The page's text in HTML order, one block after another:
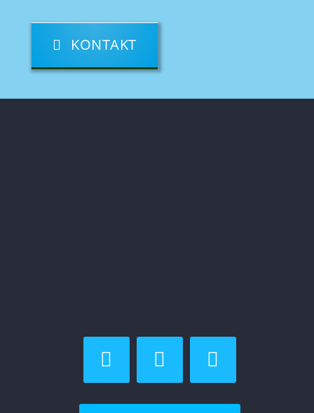
KONTAKT